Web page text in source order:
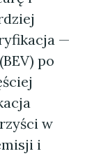
—
po
w
i